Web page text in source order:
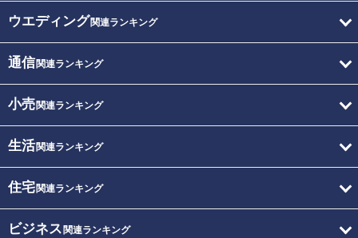
ウエディング関連ランキング
通信関連ランキング
小売関連ランキング
生活関連ランキング
住宅関連ランキング
ビジネス 関連ランキング